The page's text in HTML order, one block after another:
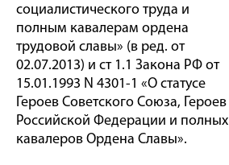
социалистического труда и
полным кавалерам ордена
трудовой славы» (в ред. от
02.07.2013) и ст 1.1 Закона РФ от
15.01.1993 N 4301-1 «О статусе
Героев Советского Союза, Героев
Российской Федерации и полных
кавалеров Ордена Славы».